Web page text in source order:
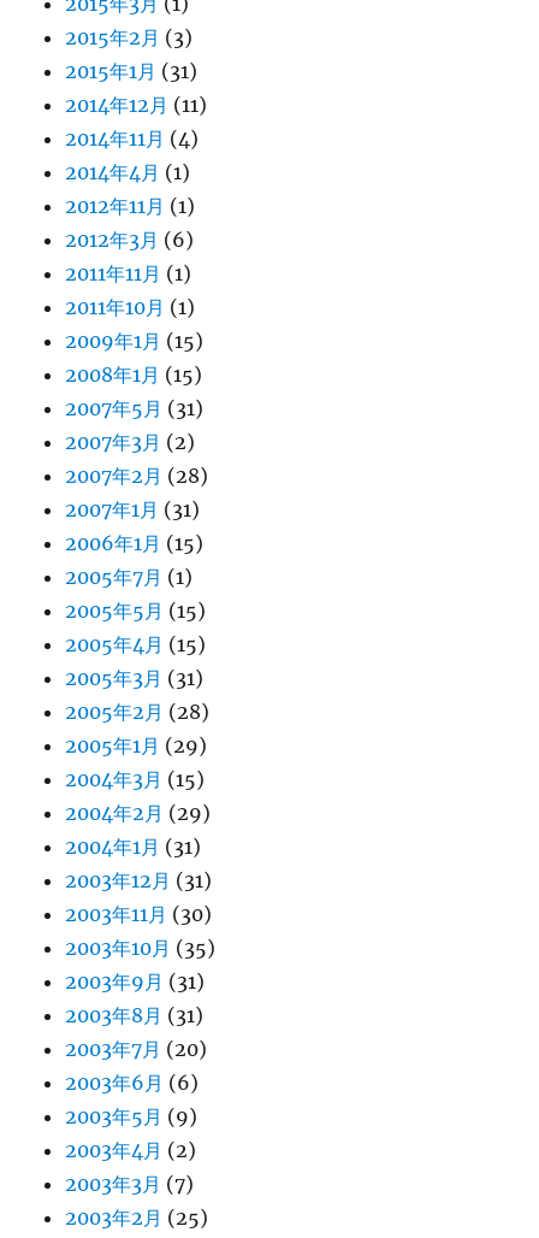
2015年2月 (3)
2015年1月 (31)
2014年12月 (11)
2014年11月 (4)
2014年4月 (1)
2012年11月 (1)
2012年3月 (6)
2011年11月 (1)
2011年10月 (1)
2009年1月 (15)
2008年1月 (15)
2007年5月 (31)
2007年3月 (2)
2007年2月 (28)
2007年1月 (31)
2006年1月 (15)
2005年7月 (1)
2005年5月 (15)
2005年4月 (15)
2005年3月 (31)
2005年2月 (28)
2005年1月 (29)
2004年3月 (15)
2004年2月 (29)
2004年1月 (31)
2003年12月 (31)
2003年11月 (30)
2003年10月 (35)
2003年9月 (31)
2003年8月 (31)
2003年7月 (20)
2003年6月 (6)
2003年5月 (9)
2003年4月 (2)
2003年3月 (7)
2003年2月 (25)